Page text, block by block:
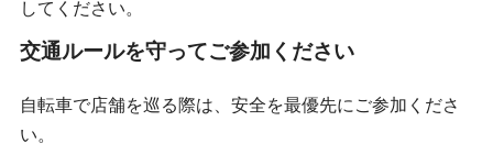
してください。
交通ルールを守ってご参加ください
自転車で店舗を巡る際は、安全を最優先にご参加くださ
い。